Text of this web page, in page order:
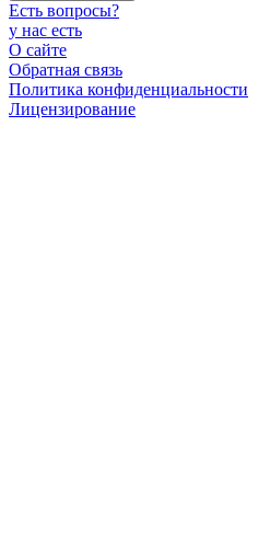
Есть вопросы?
у нас есть
О сайте
Обратная связь
Политика конфиденциальности
Лицензирование